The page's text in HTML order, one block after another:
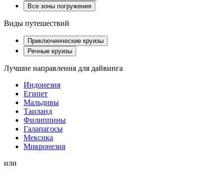
Все зоны погружения
Виды путешествий
Приключенческие круизы
Речные круизы
Лучшие направления для дайвинга
Индонезия
Египет
Мальдивы
Таиланд
Филиппины
Галапагосы
Мексика
Микронезия
или